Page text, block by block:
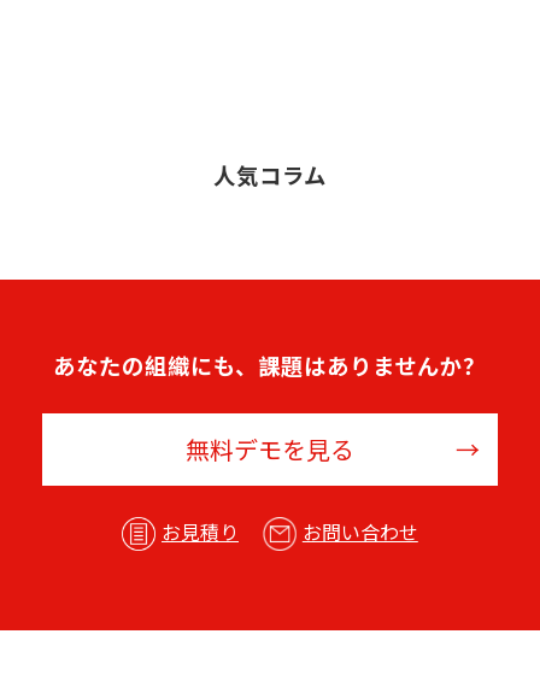
人気コラム
あなたの組織にも、課題はありませんか？
無料デモを見る
お見積り お問い合わせ